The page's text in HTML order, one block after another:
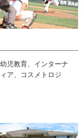
児教育、インターナ
ア、コスメトロジ